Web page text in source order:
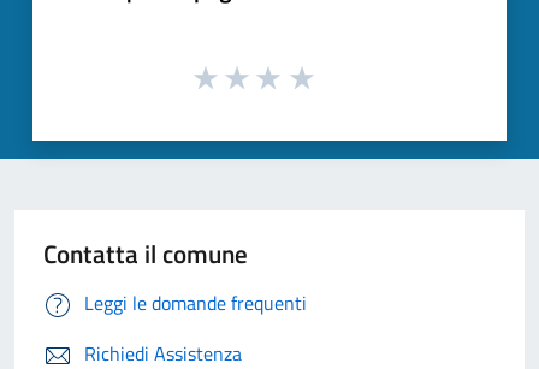
Contatta il comune
Leggi le domande frequenti
Richiedi Assistenza